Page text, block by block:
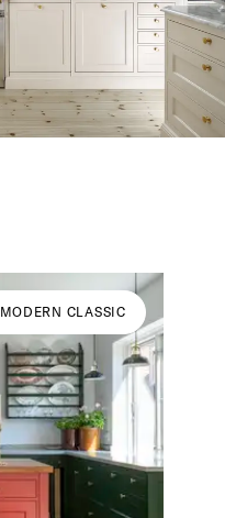
MODERN CLASSIC